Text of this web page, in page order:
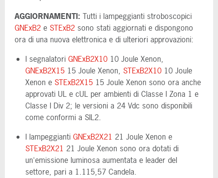
AGGIORNAMENTI: Tutti i lampeggianti stroboscopici
GNExB2 e STExB2 sono stati aggiornati e dispongono
ora di una nuova elettronica e di ulteriori approvazioni:
I segnalatori GNExB2X10 10 Joule Xenon,
GNExB2X15 15 Joule Xenon, STExB2X10 10 Joule
Xenon e STExB2X15 15 Joule Xenon sono ora anche
approvati UL e cUL per ambienti di Classe I Zona 1 e
Classe I Div 2; le versioni a 24 Vdc sono disponibili
come conformi a SIL2.
I lampeggianti GNExB2X21 21 Joule Xenon e
STExB2X21 21 Joule Xenon sono ora dotati di
un'emissione luminosa aumentata e leader del
settore, pari a 1.115,57 Candela.